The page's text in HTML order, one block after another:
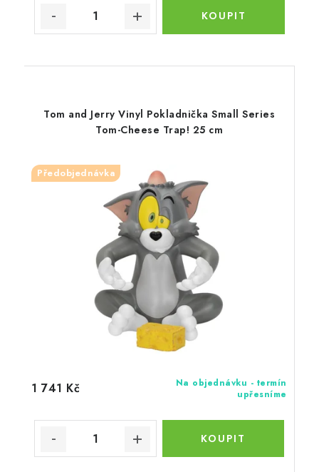
Tom and Jerry Vinyl Pokladnička Small Series
Tom-Cheese Trap! 25 cm
Předobjednávka
Na objednávku - termín
upřesníme
1 741 Kč